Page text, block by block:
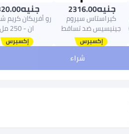
جنيه2316.00
كيراستاس سيروم
جينيسيس ضد تساقط
الشعر للشعر وفروة الرأس
90ملليلتر
جنيه
رو أفريكان كريم
ان - 250 مل
شراء